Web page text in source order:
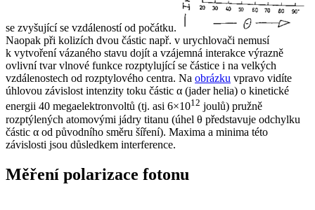
se zvyšující se vzdáleností od počátku.
Naopak při kolizích dvou částic např. v urychlovači nemusí
k vytvoření vázaného stavu dojít a vzájemná interakce výrazně
ovlivní tvar vlnové funkce rozptylující se částice i na velkých
vzdálenostech od rozptylového centra. Na obrázku vpravo vidíte
úhlovou závislost intenzity toku částic α (jader helia) o kinetické
energii 40 megaelektronvoltů (tj. asi 6×1012 joulů) pružně
rozptýlených atomovými jádry titanu (úhel θ představuje odchylku
částic α od původního směru šíření). Maxima a minima této
závislosti jsou důsledkem interference.
Měření polarizace fotonu